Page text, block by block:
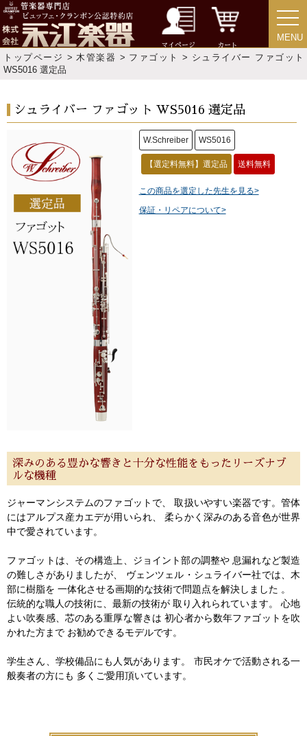
マイページ カート
MENU
MENU
トップページ > 木管楽器 > ファゴット
> シュライバー ファゴット
WS5016 選定品
シュライバー ファゴット WS5016 選定品
W.Schreiber WS5016
【選定料無料】選定品 送料無料
この商品を選定した先生を見る>
保証・リペアについて>
深みのある豊かな響きと十分な性能をもったリーズナブ
ルな機種
ジャーマンシステムのファゴットで、 取扱いやすい楽器です。管体
にはアルプス産カエデが用いられ、 柔らかく深みのある音色が世界
中で愛されています。
ファゴットは、その構造上、ジョイント部の調整や 息漏れなど製造
の難しさがありましたが、 ヴェンツェル・シュライバー社では、木
部に樹脂を 一体化させる画期的な技術で問題点を解決しました 。
伝統的な職人の技術に、最新の技術が 取り入れられています。 心地
よい吹奏感、芯のある重厚な響きは 初心者から数年ファゴットを吹
かれた方まで お勧めできるモデルです。
学生さん、学校備品にも人気があります。 市民オケで活動される一
般奏者の方にも 多くご愛用頂いています。